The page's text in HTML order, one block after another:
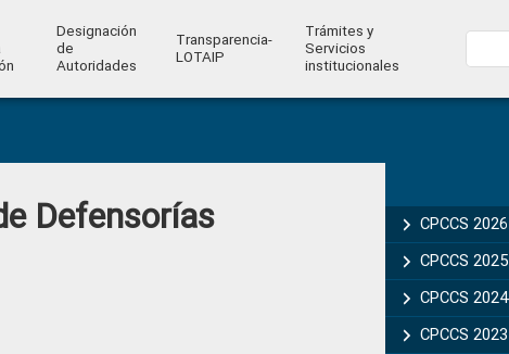
Designación
de
Autoridades
Transparencia-
LOTAIP
Trámites y
Servicios
institucionales
Defensorías
Sidebar
CPCCS 2026
CPCCS 2025
CPCCS 2024
CPCCS 2023